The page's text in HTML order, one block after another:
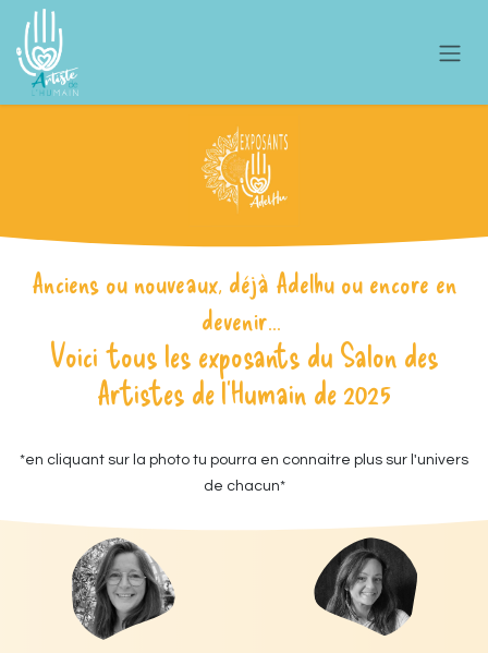
Se rendre au contenu
Anciens ou nouveaux, déjà Adelhu ou encore en
devenir...
Voici tous les exposants du Salon des
Artistes de l'Humain de 2025
*en cliquant sur la photo tu pourra en connaitre plus sur l'univers
de chacun*